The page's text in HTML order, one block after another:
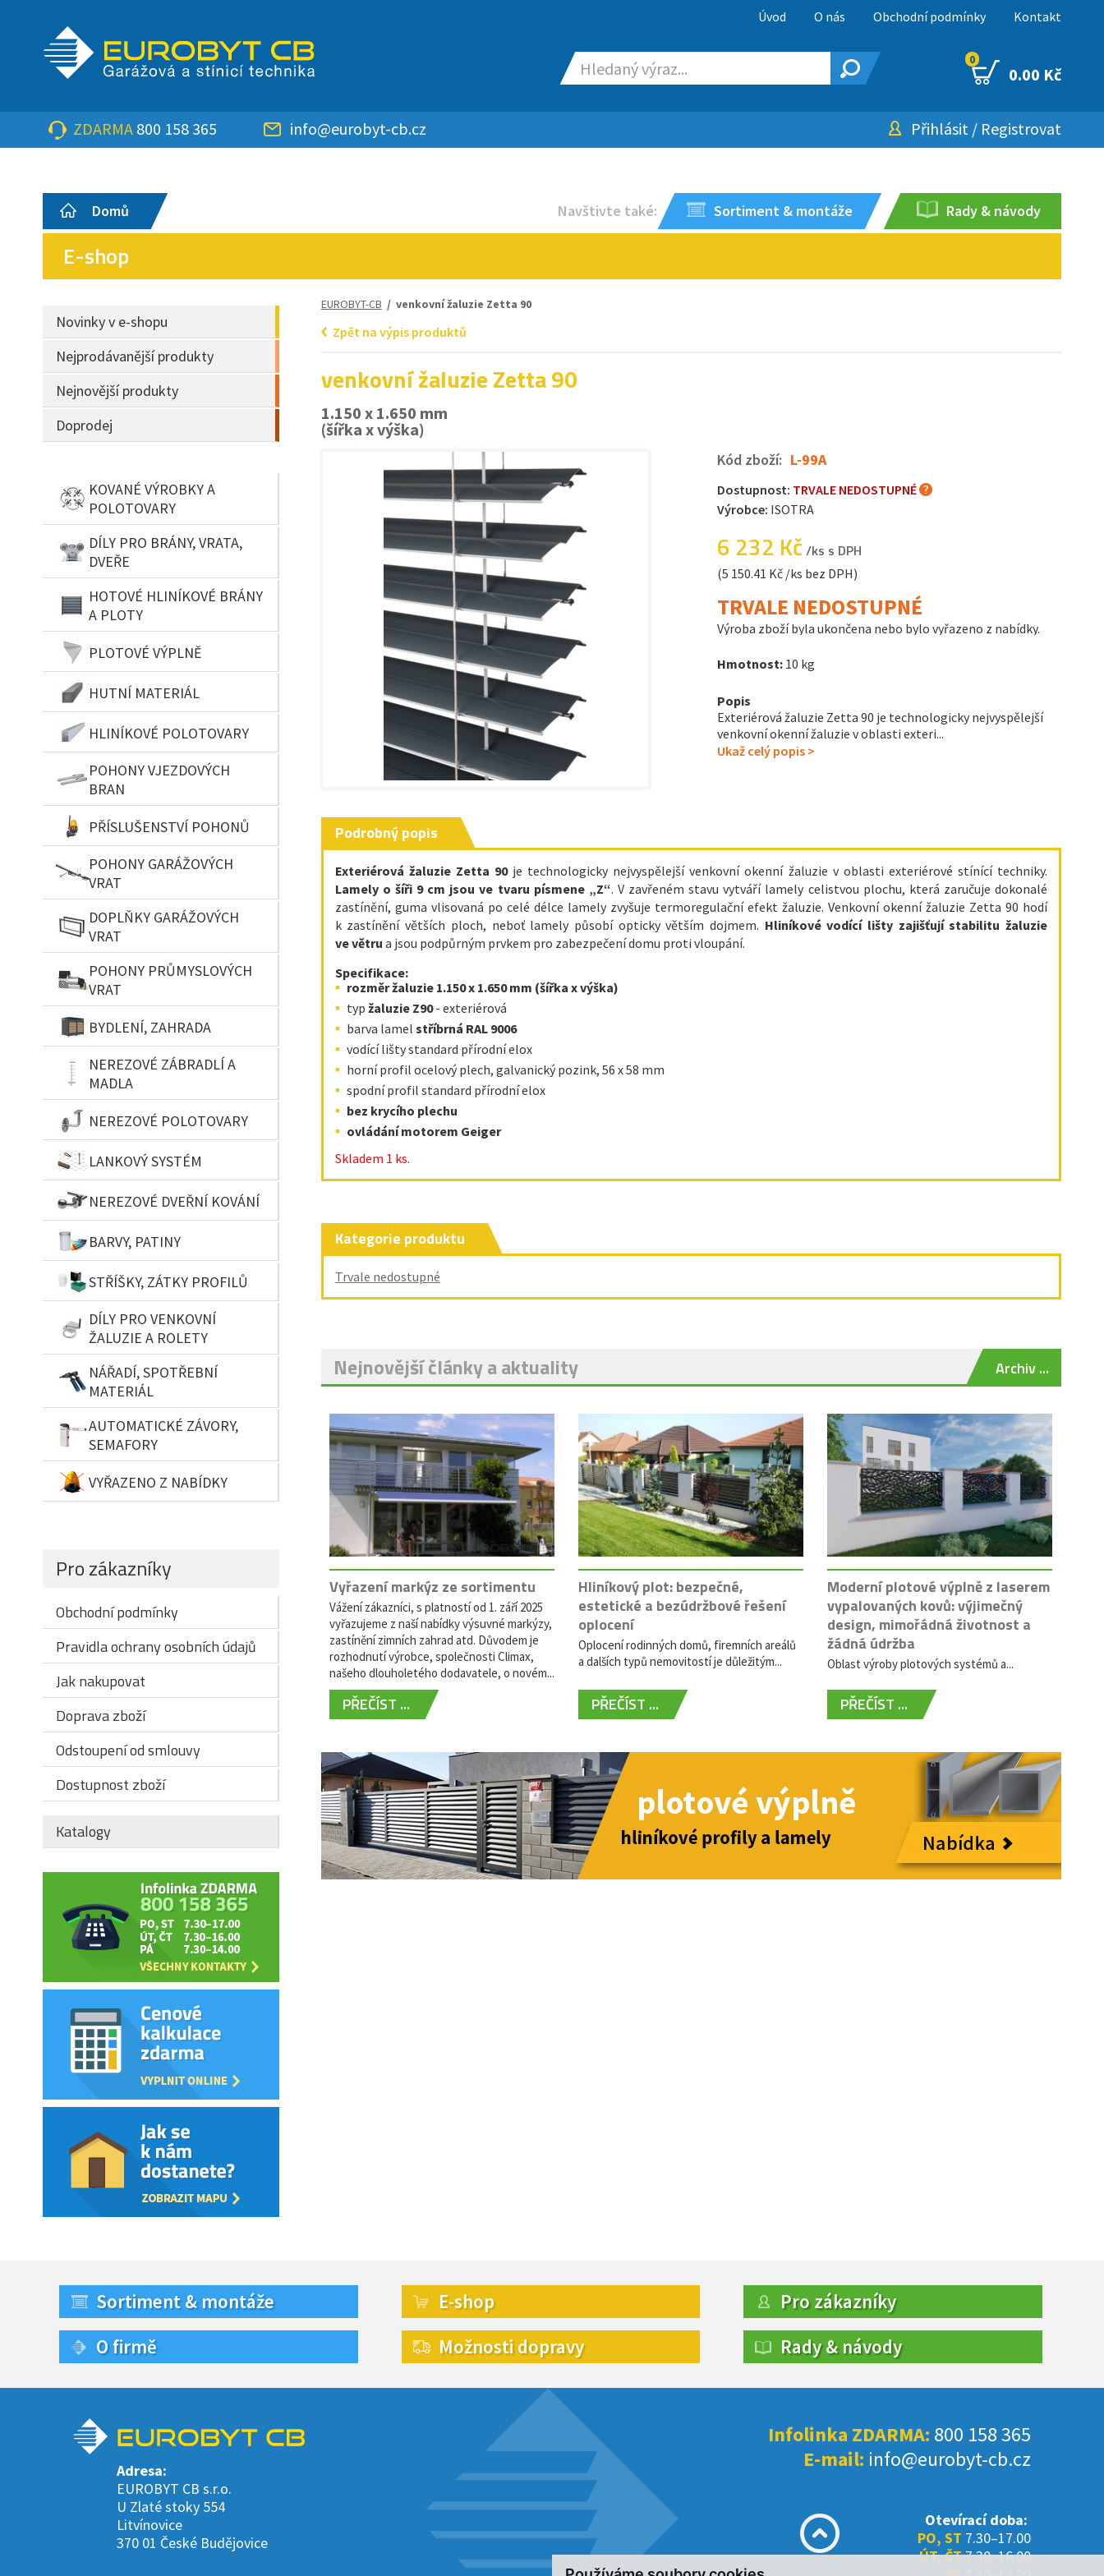
Úvod O nás Obchodní podmínky Kontakt
0
0.00 Kč
ZDARMA 800 158 365 info@eurobyt-cb.cz Přihlásit / Registrovat
Domů Navštivte také: Sortiment & montáže Rady & návody
E-shop
Novinky v e-shopu
Nejprodávanější produkty
Nejnovější produkty
Doprodej
KOVANÉ VÝROBKY A
POLOTOVARY
DÍLY PRO BRÁNY, VRATA,
DVEŘE
HOTOVÉ HLINÍKOVÉ BRÁNY
A PLOTY
PLOTOVÉ VÝPLNĚ
HUTNÍ MATERIÁL
HLINÍKOVÉ POLOTOVARY
POHONY VJEZDOVÝCH
BRAN
PŘÍSLUŠENSTVÍ POHONŮ
POHONY GARÁŽOVÝCH
VRAT
DOPLŇKY GARÁŽOVÝCH
VRAT
POHONY PRŮMYSLOVÝCH
VRAT
BYDLENÍ, ZAHRADA
NEREZOVÉ ZÁBRADLÍ A
MADLA
NEREZOVÉ POLOTOVARY
LANKOVÝ SYSTÉM
NEREZOVÉ DVEŘNÍ KOVÁNÍ
BARVY, PATINY
STŘÍŠKY, ZÁTKY PROFILŮ
DÍLY PRO VENKOVNÍ
ŽALUZIE A ROLETY
NÁŘADÍ, SPOTŘEBNÍ
MATERIÁL
AUTOMATICKÉ ZÁVORY,
SEMAFORY
VYŘAZENO Z NABÍDKY
Pro zákazníky
Obchodní podmínky
Pravidla ochrany osobních údajů
Jak nakupovat
Doprava zboží
Odstoupení od smlouvy
Dostupnost zboží
Katalogy
EUROBYT-CB / venkovní žaluzie Zetta 90
Zpět na výpis produktů
venkovní žaluzie Zetta 90
1.150 x 1.650 mm
(šířka x výška)
Kód zboží: L-99A
Dostupnost: TRVALE NEDOSTUPNÉ
Výrobce: ISOTRA
6 232 Kč/ks s DPH
(5 150.41 Kč /ks bez DPH)
TRVALE NEDOSTUPNÉ
Výroba zboží byla ukončena nebo bylo vyřazeno z nabídky.
Hmotnost:10 kg
Popis
Exteriérová žaluzie Zetta 90 je technologicky nejvyspělejší
venkovní okenní žaluzie v oblasti exteri...
Ukaž celý popis >
Podrobný popis
Exteriérová žaluzie Zetta 90 je technologicky nejvyspělejší venkovní okenní žaluzie v oblasti exteriérové stínící techniky.
Lamely o šíři 9 cm jsou ve tvaru písmene „Z“. V zavřeném stavu vytváří lamely celistvou plochu, která zaručuje dokonalé
zastínění, guma vlisovaná po celé délce lamely zvyšuje termoregulační efekt žaluzie. Venkovní okenní žaluzie Zetta 90 hodí
k zastínění větších ploch, neboť lamely působí opticky větším dojmem. Hliníkové vodící lišty zajišťují stabilitu žaluzie
ve větru a jsou podpůrným prvkem pro zabezpečení domu proti vloupání.
Specifikace:
rozměr žaluzie 1.150 x 1.650 mm (šířka x výška)
typ žaluzie Z90- exteriérová
barva lamel stříbrná RAL 9006
vodící lišty standard přírodní elox
horní profil ocelový plech, galvanický pozink, 56 x 58 mm
spodní profil standard přírodní elox
bez krycího plechu
ovládání motorem Geiger
Skladem 1 ks.
Kategorie produktu
Trvale nedostupné
Nejnovější články a aktuality
Vyřazení markýz ze sortimentu
Vážení zákazníci, s platností od 1. září 2025
vyřazujeme z naší nabídky výsuvné markýzy,
zastínění zimních zahrad atd. Důvodem je
rozhodnutí výrobce, společnosti Climax,
našeho dlouholetého dodavatele, o novém...
PŘEČÍST ...
Hliníkový plot: bezpečné,
estetické a bezúdržbové řešení
oplocení
Oplocení rodinných domů, firemních areálů
a dalších typů nemovitostí je důležitým...
PŘEČÍST ...
Moderní plotové výplně z laserem
vypalovaných kovů: výjimečný
design, mimořádná životnost a
žádná údržba
Oblast výroby plotových systémů a...
PŘEČÍST ...
Archiv ...
Sortiment & montáže
O firmě
E-shop
Možnosti dopravy
Pro zákazníky
Rady & návody
Adresa:
EUROBYT CB s.r.o.
U Zlaté stoky 554
Litvínovice
370 01 České Budějovice
Infolinka ZDARMA: 800 158 365
E-mail: info@eurobyt-cb.cz
Otevírací doba:
PO, ST 7.30–17.00
ÚT, ČT7.30–16.00